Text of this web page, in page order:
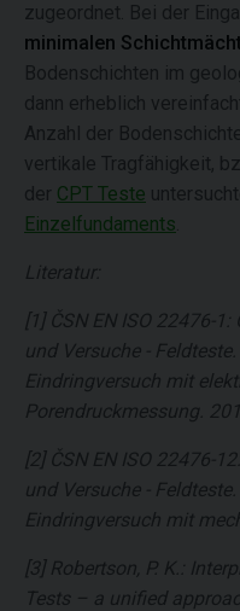
zugeordnet. Bei der
minimalen
Bodenschichten im
dann erheblich
Anzahl der
vertikale Tragfähigkeit,
der CPT Teste
Einzelfundaments
Literatur:
[1] ČSN EN ISO 22476-
und Versuche -
Eindringversuch mit
Porendruckmessung.
[2] ČSN EN ISO 22476-
und Versuche -
Eindringversuch mit
[3] Robertson, P. K.:
Tests – a unified